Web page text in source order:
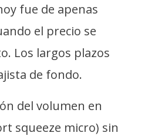
fue de apenas
el precio se
Los largos plazos
de fondo.
del volumen en
squeeze micro) sin